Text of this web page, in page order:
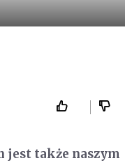
także naszym